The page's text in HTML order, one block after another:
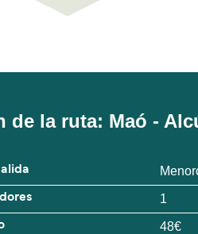
de la ruta: Maó -
1
48€